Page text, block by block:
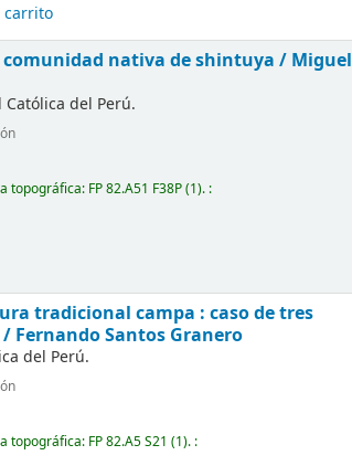
carrito
comunidad nativa de shintuya / Miguel
del Perú.
topográfica: FP 82.A51 F38P(1). :
tradicional campa : caso de tres
/ Fernando Santos Granero
del Perú.
topográfica: FP 82.A5 S21 (1). :